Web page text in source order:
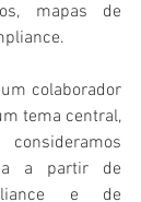
mapas de
colaborador
tema central,
a partir de
e de